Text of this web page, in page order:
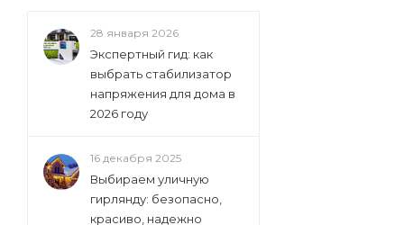
28 января 2026
Экспертный гид: как
выбрать стабилизатор
напряжения для дома в
2026 году
16 декабря 2025
Выбираем уличную
гирлянду: безопасно,
красиво, надежно